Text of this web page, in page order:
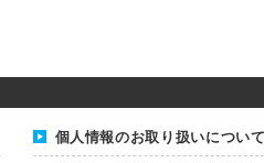
個人情報のお取り扱いについ